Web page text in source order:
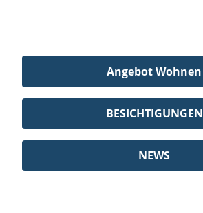
Angebot Wohnen
BESICHTIGUNGEN
NEWS